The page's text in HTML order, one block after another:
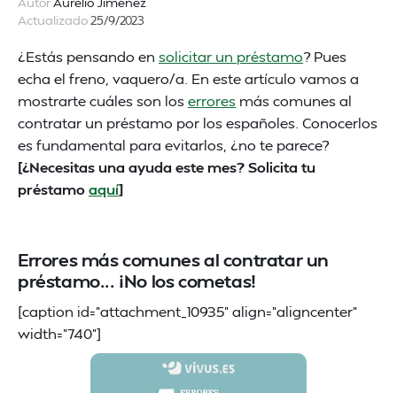
Actualizado25/9/2023
¿Estás pensando en solicitar un préstamo? Pues
echa el freno, vaquero/a. En este artículo vamos a
mostrarte cuáles son loserrores más comunes al
contratar un préstamo por los españoles. Conocerlos
es fundamental para evitarlos, ¿no te parece?
[¿Necesitas una ayuda este mes? Solicita tu
préstamoaquí]
Errores más comunes al contratar un
préstamo... ¡No los cometas!
[caption id="attachment_10935" align="aligncenter"
width="740"]